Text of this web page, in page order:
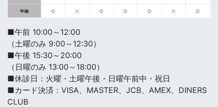
■午前 10:00～12:00
（土曜のみ 9:00～12:30）
■午後 15:30～20:00
（日曜のみ 13:00～18:00）
■休診日：火曜・土曜午後・日曜午前中・祝日
■カード決済：VISA、MASTER、JCB、AMEX、DINERS
CLUB